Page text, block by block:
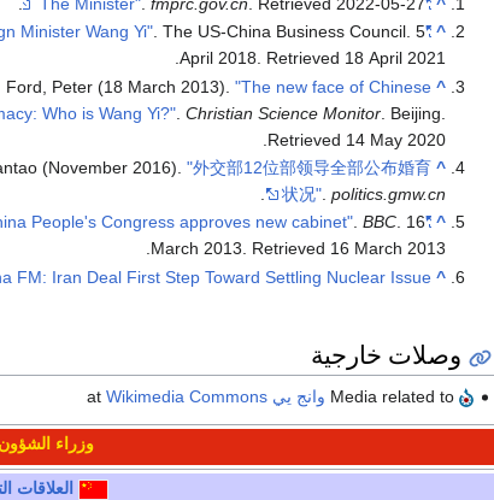
^
"Foreign Minister Wang Yi"
. The US-China Business Council. 5
April 2018. Retrieved 18 April 2021
.
^
Ford, Peter (18 March 2013)."The new face of Chinese
Who is Wang Yi?" .Christian Science Monitor . Beijing
Retrieved 14 May 2020
^
(November 2016)."外交部12位部领导全部公布婚育
状况" .politics.gmw.cn
^
"China People's Congress approves new cabinet"
.BBC. 16
March 2013. Retrieved 16 March 2013
.
^
FM: Iran Deal First Step Toward Settling Nuclear Issue
وصلات خارجية
Media related to وانج يي at
Wikimedia Commons
وزراء الشؤون
العلاقات